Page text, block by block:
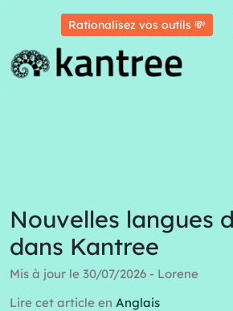
Rationalisez vos outils 💸
Nouvelles langues
dans Kantree
Mis à jour le 30/07/2026 - Lorene
Lire cet article en Anglais